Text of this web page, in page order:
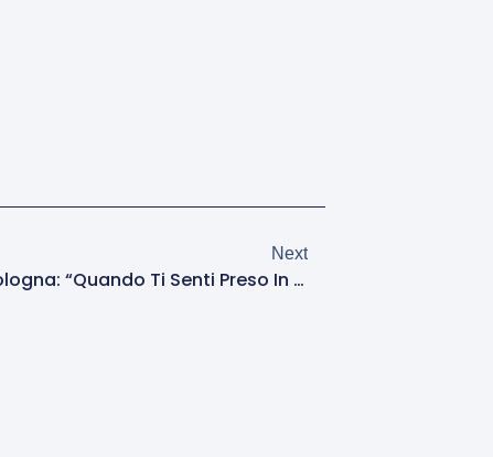
Next
Gasperini Prima Di Roma-Bologna: “Quando Ti Senti Preso In Giro Fai La Faccia Da Scemo”